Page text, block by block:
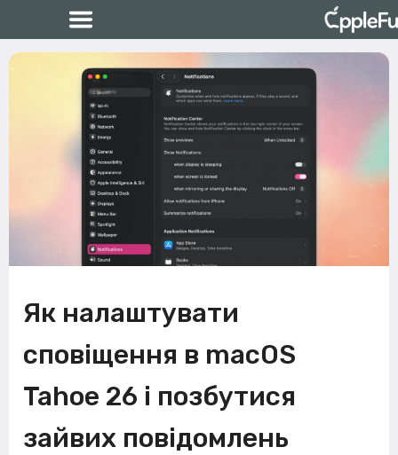
Як налаштувати
сповіщення в macOS
Tahoe 26 і позбутися
зайвих повідомлень